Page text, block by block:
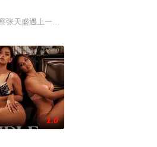
力劳动，来得实实在在；乌克兰工友结
成为陶艺家却离奇身亡的双胞胎妹妹瑞音
勘案过程中，牵引出“婴胎报仇”，“娘娘
张天盛遇上一起离奇的神像杀人事件，勘案
1.0